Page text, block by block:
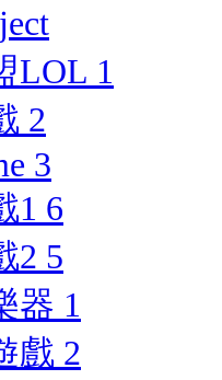
LOL 1
2
3
1 6
2 5
器 1
戲 2